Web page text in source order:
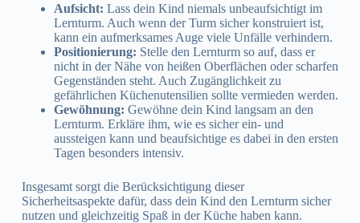
Aufsicht: Lass dein Kind niemals unbeaufsichtigt im
Lernturm. Auch wenn der Turm sicher konstruiert ist,
kann ein aufmerksames Auge viele Unfälle verhindern.
Positionierung: Stelle den Lernturm so auf, dass er
nicht in der Nähe von heißen Oberflächen oder scharfen
Gegenständen steht. Auch Zugänglichkeit zu
gefährlichen Küchenutensilien sollte vermieden werden.
Gewöhnung: Gewöhne dein Kind langsam an den
Lernturm. Erkläre ihm, wie es sicher ein- und
aussteigen kann und beaufsichtige es dabei in den ersten
Tagen besonders intensiv.
Insgesamt sorgt die Berücksichtigung dieser
Sicherheitsaspekte dafür, dass dein Kind den Lernturm sicher
nutzen und gleichzeitig Spaß in der Küche haben kann.